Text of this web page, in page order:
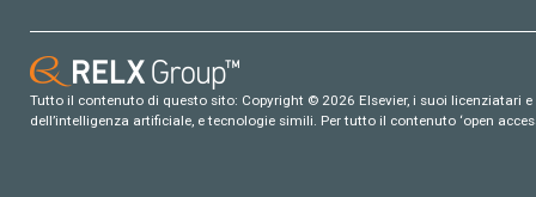
Tutto il contenuto di questo sito: Copyright © 2026 Elsevier, i suoi
dell’intelligenza artificiale, e tecnologie simili. Per tutto il contenuto ‘open